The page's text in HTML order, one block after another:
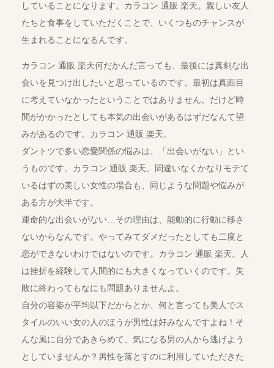
していることになります。カラコン 通販 楽天。親しい友人
たちと食事をしていただくことで、いくつものチャンスが
生まれることになるんです。
カラコン 通販 楽天何だかんだ言っても、最後には真剣な出
会いを見つけ出したいと思っているのです。最初は真面目
に考えていなかったということではありません。だけど時
間がかかったとしても本気の出会いがあるはずだなんて望
みがあるのです。カラコン 通販 楽天。
ダントツで多い恋愛関係の悩みは、「出会いがない」とい
うものです。カラコン 通販 楽天。間違いなくかなりモテて
いるはずの美しい女性の場合も、同じような問題や悩みが
ある方が大半です。
運命的な出会いがない…その理由は、能動的に行動に移さ
ないからなんです。やってみてダメだったとしても二度と
恋ができないわけではないのです。カラコン 通販 楽天。人
は挫折を経験して人間的にも大きくなっていくのです。失
敗に終わってもなにも問題ありませんよ。
自分の容姿が平均以下だからとか、何と言っても美人でス
タイルのいい女の人のほうが男性は好みなんですよね！そ
んな風に自分であきらめて、気になる男の人から逃げよう
としていませんか？男性を落とすのに利用していただきた